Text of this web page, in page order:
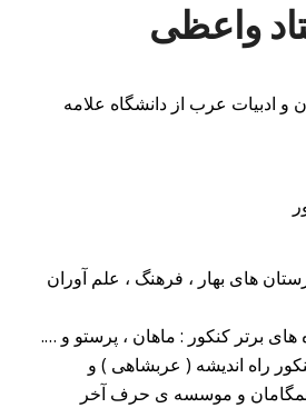
واعظی
و ادبیات عرب از دانشگاه علامه
های بهار ، فرهنگ ، علم آوران
برتر کنکور : ماهان ، پرستو و ….
راه اندیشه ( عربشاهی ) و
همگامان و موسسه ی حرف آخر